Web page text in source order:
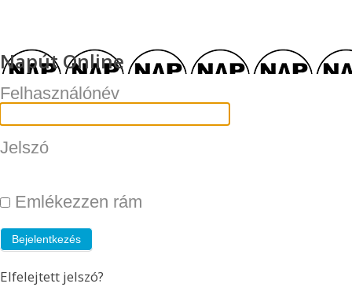
Napút Online
Felhasználónév
Jelszó
Emlékezzen rám
Elfelejtett jelszó?